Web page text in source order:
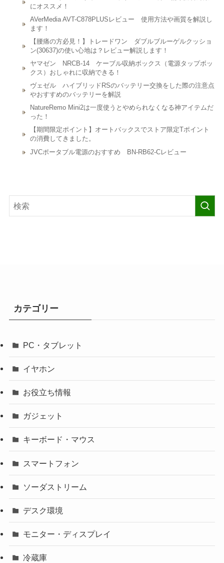
にオススメ！
AVerMedia AVT-C878PLUSレビュー 使用方法や画質を解説し
ます！
【腰痛の方必見！】トレードワン ダブルブルーゲルクッショ
ン(30637)の使い心地は？レビュー解説します！
ヤマゼン NRCB-14 ケーブル収納ボックス（電源タップボッ
クス）おしゃれに収納できる！
ヴェゼル ハイブリッドRSのバッテリー交換をした際の注意点
やおすすめのバッテリーを解説
NatureRemo Mini2は一度使うとやめられなくなる神アイテムだ
った！
【期間限定ポイント】オートバックスでストア限定Tポイント
の消費してきました。
JVCポータブル電源のおすすめ BN-RB62-Cレビュー
カテゴリー
PC・タブレット
イヤホン
お役立ち情報
ガジェット
キーボード・マウス
スマートフォン
ソーダストリーム
デスク環境
モニター・ディスプレイ
冷蔵庫